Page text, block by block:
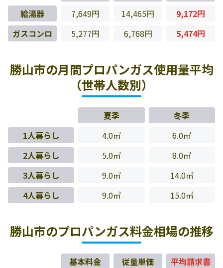
給湯器
7,649円 14,465円
9,172円
ガスコンロ
5,277円 6,768円 5,474円
勝山市の月間プロパンガス使用量平均
（世帯人数別）
夏季
冬季
1人暮らし
4.0㎥
6.0㎥
2人暮らし
5.0㎥
8.0㎥
3人暮らし
9.0㎥
14.0㎥
4人暮らし
9.0㎥ 15.0㎥
勝山市のプロパンガス料金相場の推移
基本料金 従量単価
平均請求書